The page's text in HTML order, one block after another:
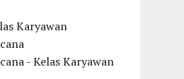
Karyawan
- Kelas Karyawan